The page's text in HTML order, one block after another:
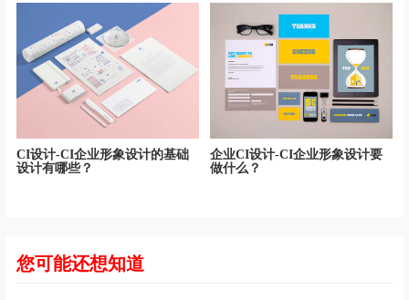
CI设计-CI企业形象设计的基础
设计有哪些？
企业CI设计-CI企业形象设计要
做什么？
您可能还想知道